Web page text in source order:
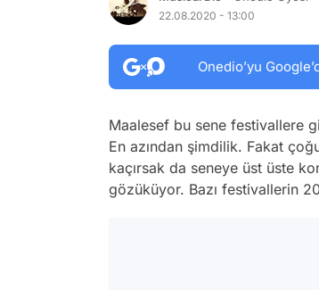
22.08.2020 - 13:00
Onedio’yu
Maalesef bu sene festivallere
En azından şimdilik. Fakat
kaçırsak da seneye üst üste
gözüküyor. Bazı festivallerin